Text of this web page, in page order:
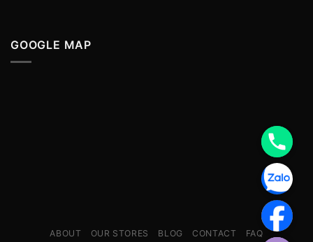
GOOGLE MAP
ABOUT OUR STORES BLOG CONTACT FAQ